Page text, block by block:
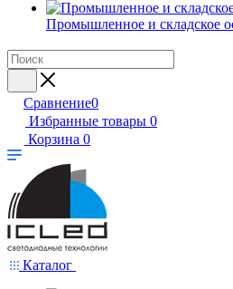
Промышленное и складское
Сравнение0
Избранные товары 0
Корзина 0
Каталог